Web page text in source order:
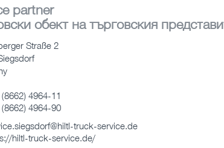
partner
обект на търговския
Straße 2
4964-11
4964-90
truck-service.de
hiltl-truck-service.de/